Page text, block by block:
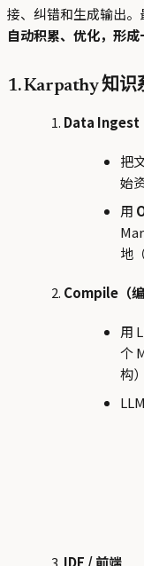
接、纠错和生成输出。
自动积累、优化，形
1. Karpathy 知识
Data Ingest
把
始
用
地
Compile（编
用
个
构
IDE / 前端